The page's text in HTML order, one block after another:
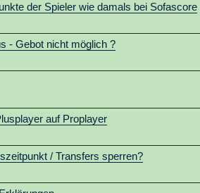
der Spieler wie damals bei Sofascore
- Gebot nicht möglich ?
auf Proplayer
/ Transfers sperren?